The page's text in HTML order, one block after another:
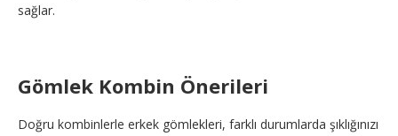
sağlar.
Gömlek Kombin Önerileri
Doğru kombinlerle erkek gömlekleri, farklı durumlarda şıklığınızı